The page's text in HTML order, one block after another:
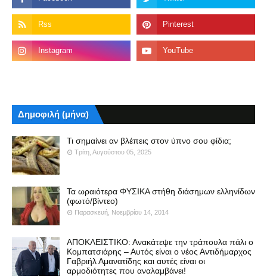
Δημοφιλή (μήνα)
Τι σημαίνει αν βλέπεις στον ύπνο σου φίδια;
Τρίτη, Αυγούστου 05, 2025
Τα ωραιότερα ΦΥΣΙΚΑ στήθη διάσημων ελληνίδων
(φωτό/βίντεο)
Παρασκευή, Νοεμβρίου 14, 2014
ΑΠΟΚΛΕΙΣΤΙΚΟ: Ανακάτεψε την τράπουλα πάλι ο
Κομπατσιάρης – Αυτός είναι ο νέος Αντιδήμαρχος
Γαβριήλ Αμανατίδης και αυτές είναι οι
αρμοδιότητες που αναλαμβάνει!